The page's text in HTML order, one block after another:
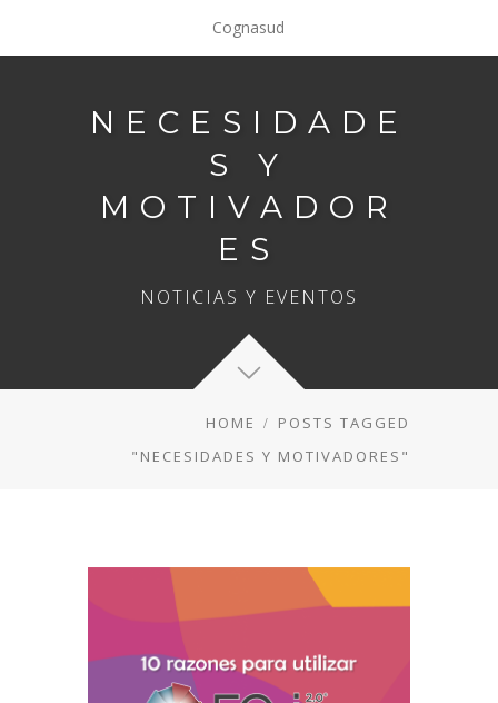
Cognasud
NECESIDADE
S Y
MOTIVADOR
ES
NOTICIAS Y EVENTOS
HOME
POSTS TAGGED
"NECESIDADES Y MOTIVADORES"